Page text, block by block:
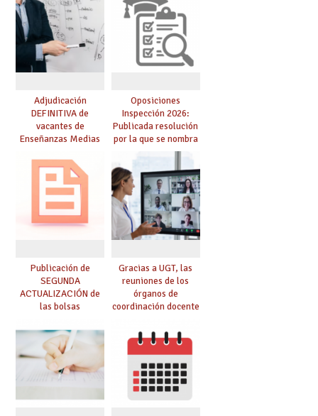
Adjudicación
DEFINITIVA de
vacantes de
Enseñanzas Medias
Oposiciones
Inspección 2026:
Publicada resolución
por la que se nombra
funcionarios/as en
prácticas, se regulan
dichas prácticas y se
convoca acto público
de adjudicación
Publicación de
SEGUNDA
ACTUALIZACIÓN de
las bolsas
Cuerpo de Maestros
de especialidades
convocadas a
oposición
Gracias a UGT, las
reuniones de los
órganos de
coordinación docente
de manera
telemática, sin exigir
presencialidad en el
centro